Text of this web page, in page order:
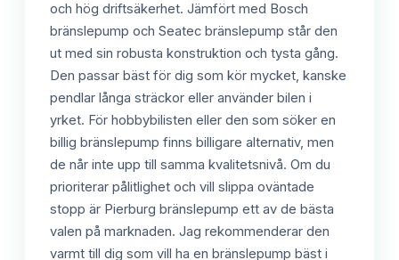
och hög driftsäkerhet. Jämfört med Bosch
bränslepump och Seatec bränslepump står den
ut med sin robusta konstruktion och tysta gång.
Den passar bäst för dig som kör mycket, kanske
pendlar långa sträckor eller använder bilen i
yrket. För hobbybilisten eller den som söker en
billig bränslepump finns billigare alternativ, men
de når inte upp till samma kvalitetsnivå. Om du
prioriterar pålitlighet och vill slippa oväntade
stopp är Pierburg bränslepump ett av de bästa
valen på marknaden. Jag rekommenderar den
varmt till dig som vill ha en bränslepump bäst i